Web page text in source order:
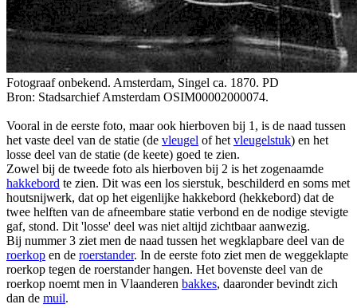
Fotograaf onbekend. Amsterdam, Singel ca. 1870. PD
Bron: Stadsarchief Amsterdam OSIM00002000074.
Vooral in de eerste foto, maar ook hierboven bij 1, is de naad tussen
het vaste deel van de statie (de vleugel of het vleugelstuk) en het
losse deel van de statie (de keete) goed te zien.
Zowel bij de tweede foto als hierboven bij 2 is het zogenaamde
hakkebord te zien. Dit was een los sierstuk, beschilderd en soms met
houtsnijwerk, dat op het eigenlijke hakkebord (hekkebord) dat de
twee helften van de afneembare statie verbond en de nodige stevigte
gaf, stond. Dit 'losse' deel was niet altijd zichtbaar aanwezig.
Bij nummer 3 ziet men de naad tussen het wegklapbare deel van de
roerkop en de roerstander. In de eerste foto ziet men de weggeklapte
roerkop tegen de roerstander hangen. Het bovenste deel van de
roerkop noemt men in Vlaanderen bakkes, daaronder bevindt zich
dan de muil.